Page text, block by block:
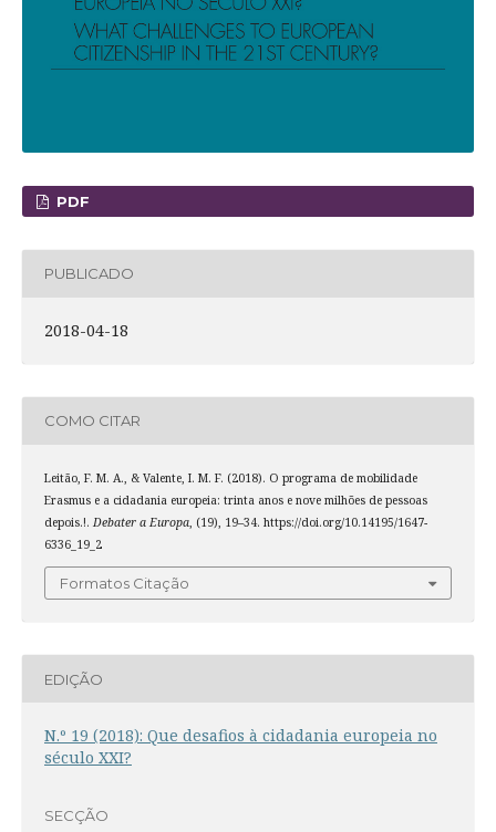
PDF
PUBLICADO
2018-04-18
COMO CITAR
Leitão, F. M. A., & Valente, I. M. F. (2018). O programa de mobilidade
Erasmus e a cidadania europeia: trinta anos e nove milhões de pessoas
depois.!. Debater a Europa, (19), 19–34. https://doi.org/10.14195/1647-
6336_19_2
Formatos Citação
EDIÇÃO
N.º 19 (2018): Que desafios à cidadania europeia no
século XXI?
SECÇÃO